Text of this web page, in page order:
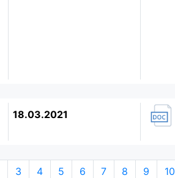
18.03.2021
3 4 5 6 7 8 9 10